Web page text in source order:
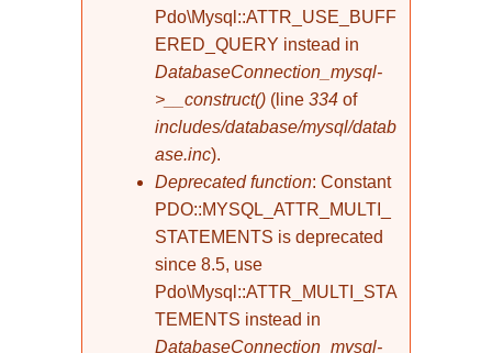
Pdo\Mysql::ATTR_USE_BUFF
ERED_QUERY instead in
DatabaseConnection_mysql-
>__construct() (line 334 of
includes/database/mysql/datab
ase.inc).
Deprecated function: Constant
PDO::MYSQL_ATTR_MULTI_
STATEMENTS is deprecated
since 8.5, use
Pdo\Mysql::ATTR_MULTI_STA
TEMENTS instead in
DatabaseConnection_mysql-